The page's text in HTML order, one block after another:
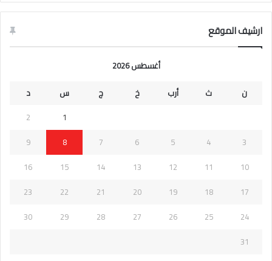
ارشيف الموقع
أغسطس 2026
ن
ث أرب خ ج س
د
1
2
3
4
5
6
7
8
9
10
11
12
13
14
15
16
17
18
19
20
21
22
23
24
25
26
27
28
29
30
31